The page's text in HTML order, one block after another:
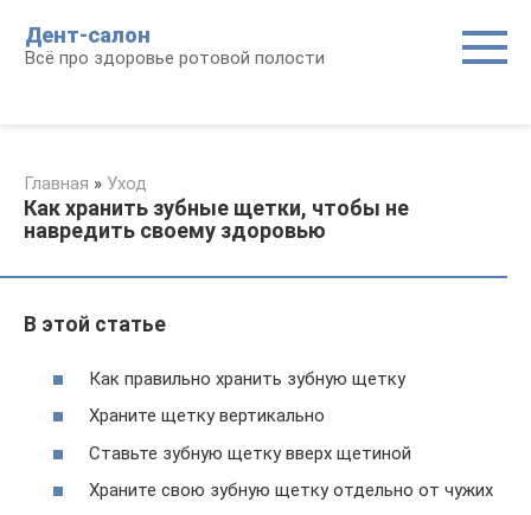
контенту
Дент-салон
Всё про здоровье ротовой полости
Главная » Уход
Как хранить зубные щетки, чтобы не
навредить своему здоровью
В этой статье
Как правильно хранить зубную щетку
Храните щетку вертикально
Ставьте зубную щетку вверх щетиной
Храните свою зубную щетку отдельно от чужих